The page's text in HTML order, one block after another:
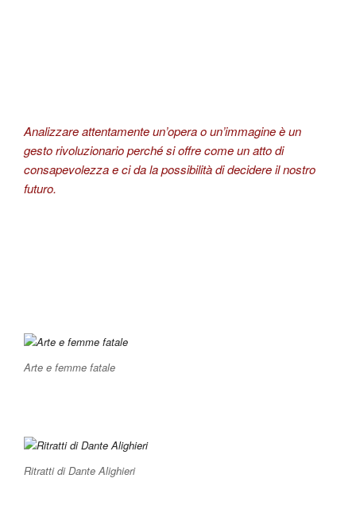
Analizzare attentamente un’opera o un’immagine è un
gesto rivoluzionario perché si offre come un atto di
consapevolezza e ci da la possibilità di decidere il nostro
futuro.
Arte e femme fatale
Ritratti di Dante Alighieri